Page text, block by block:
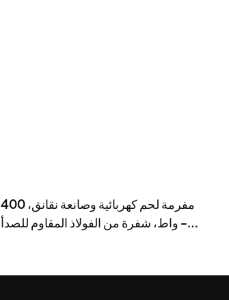
مفرمة لحم كهربائية وصانعة نقانق، 400
واط، شفرة من الفولاذ المقاوم للصدأ -